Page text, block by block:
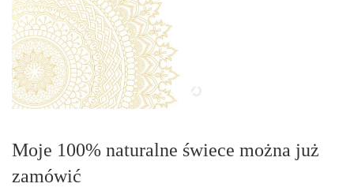
Moje 100% naturalne świece można już
zamówić